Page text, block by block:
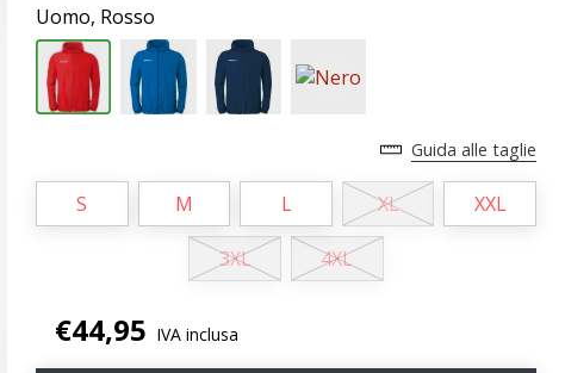
Uomo, Rosso
Guida alle taglie
S M L XL XXL
3XL 4XL
€44,95 IVA inclusa